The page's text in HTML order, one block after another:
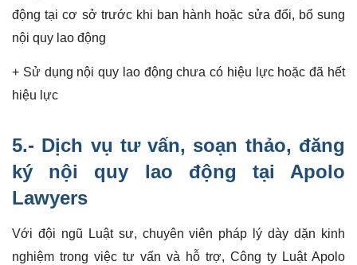
động tại cơ sở trước khi ban hành hoặc sửa đổi, bổ sung
nội quy lao động
+ Sử dụng nội quy lao động chưa có hiệu lực hoặc đã hết
hiệu lực
5.- Dịch vụ tư vấn, soạn thảo, đăng
ký nội quy lao động tại Apolo
Lawyers
Với đội ngũ Luật sư, chuyên viên pháp lý dày dặn kinh
nghiệm trong việc tư vấn và hỗ trợ, Công ty Luật Apolo